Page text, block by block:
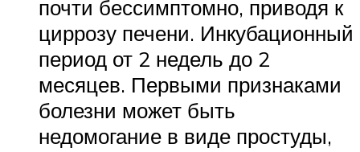
почти бессимптомно, приводя к
циррозу печени. Инкубационный
период от 2 недель до 2
месяцев. Первыми признаками
болезни может быть
недомогание в виде простуды,